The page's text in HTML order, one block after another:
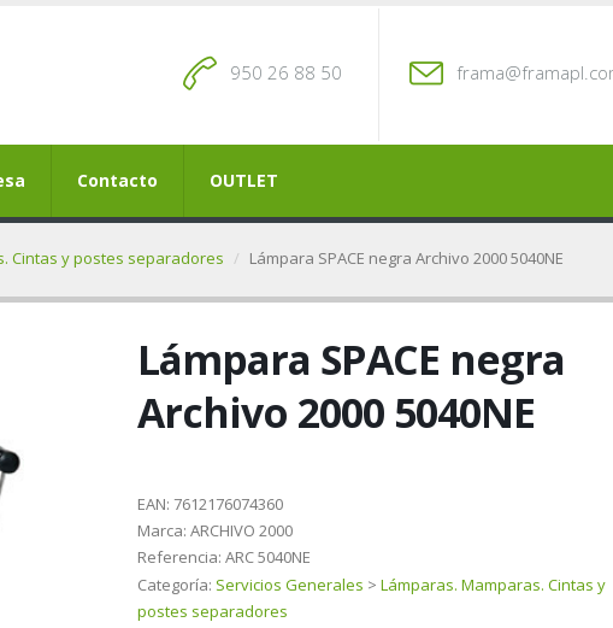
950 26 88 50
Contacto OUTLET
Cintas y postes separadores Lámpara SPACE negra Archivo 2000 5040NE
Lámpara SPACE negra
Archivo 2000 5040NE
EAN: 7612176074360
Marca: ARCHIVO 2000
Referencia: ARC 5040NE
Categoría: Servicios Generales > Lámparas. Mamparas. Cintas y
postes separadores